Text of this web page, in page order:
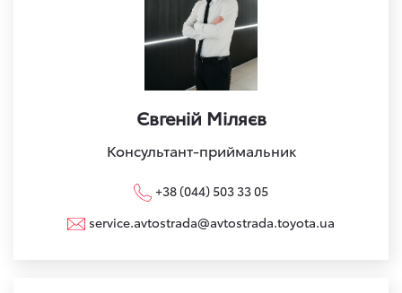
Євгеній Міляєв
Консультант-приймальник
+38 (044) 503 33 05
service.avtostrada@avtostrada.toyota.ua